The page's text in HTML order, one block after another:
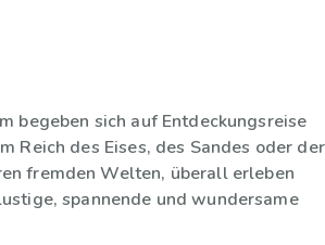
begeben sich auf Entdeckungsreise
Reich des Eises, des Sandes oder der
fremden Welten, überall erleben
spannende und wundersame